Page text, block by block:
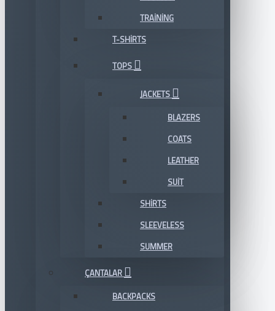
TRAINING
T-SHIRTS
TOPS
JACKETS
BLAZERS
COATS
LEATHER
SUIT
SHIRTS
SLEEVELESS
SUMMER
ÇANTALAR
BACKPACKS